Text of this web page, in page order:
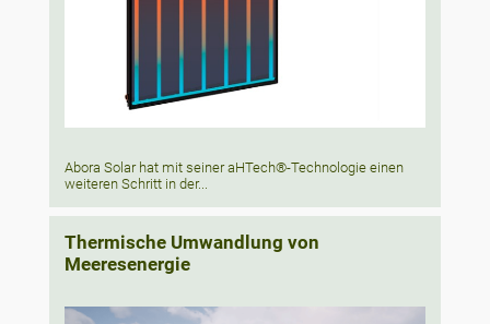
Abora Solar hat mit seiner aHTech®-Technologie einen
weiteren Schritt in der...
Thermische Umwandlung von
Meeresenergie